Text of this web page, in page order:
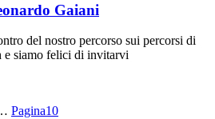
Gaiani
del nostro percorso sui percorsi di
e siamo felici di invitarvi
Pagina10